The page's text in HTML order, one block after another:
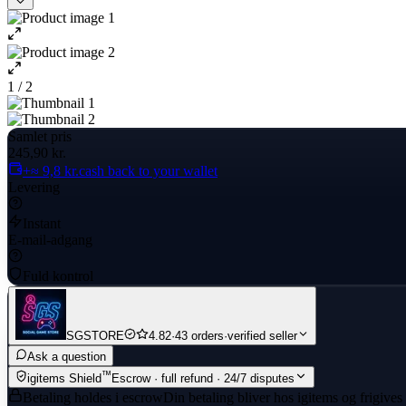
1 / 2
Samlet pris
245,90 kr.
+≈ 9,8 kr.cash back to your wallet
Levering
Instant
E-mail-adgang
Fuld kontrol
SGSTORE 4.82·43 orders·verified seller
Ask a question
igitems Shield™Escrow · full refund · 24/7 disputes
Betaling holdes i escrowDin betaling bliver hos igitems og